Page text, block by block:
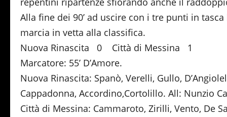
Alla fine dei 90’ ad uscire con i tre punti in
marcia in vetta alla classifica.
Nuova Rinascita 0 Città di Messina 1
Marcatore: 55’ D’Amore.
Nuova Rinascita: Spanò, Verelli, Gullo,
Cappadonna, Accordino,Cortolillo. All: Nunzio
Città di Messina: Cammaroto, Zirilli, Vento, De